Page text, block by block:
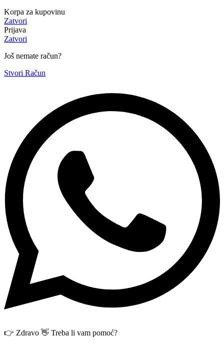
Korpa za kupovinu
Zatvori
Prijava
Zatvori
Još nemate račun?
Stvori Račun
👉 Zdravo 👋 Treba li vam pomoć?